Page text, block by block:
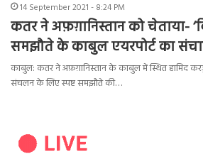
14 September 2021 - 8:24 PM
कतर ने अफ़ग़ानिस्तान को चेताया-
समझौते के काबुल एयरपोर्ट का
काबुल: कतर ने अफ़ग़ानिस्तान के काबुल में स्थित हामिद करज़ई
संचलन के लिए स्पष्ट समझौते की…